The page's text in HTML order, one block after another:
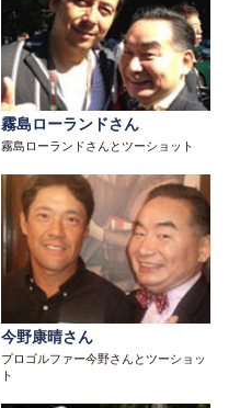
霧島ローランドさん
霧島ローランドさんとツーショット
今野康晴さん
プロゴルファー今野さんとツーショッ
ト